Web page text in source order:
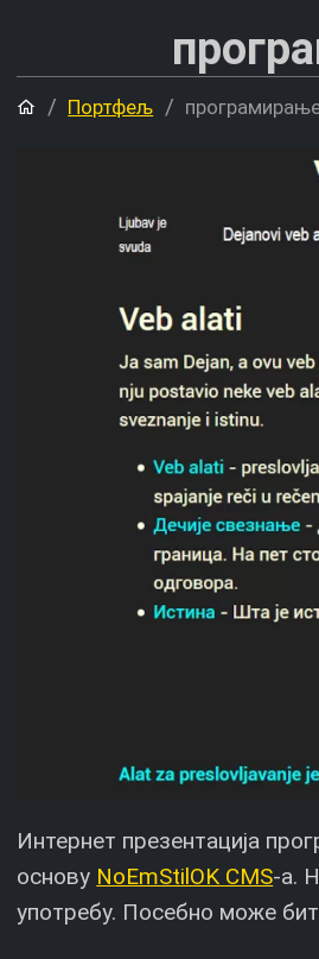
Почетна
Портфељ
Интернет презентација
основу NoEmStilOK CMS-а.
употребу. Посебно може